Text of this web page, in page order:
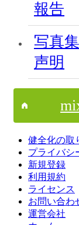
報告
写真
声明
健全化の取
プライバシ
新規登録
利用規約
ライセンス
お問い合わ
運営会社